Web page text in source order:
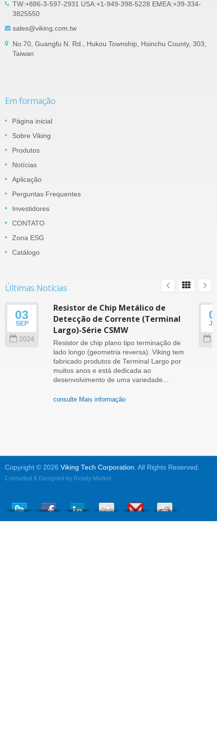
TW:+886-3-597-2931 USA:+1-949-398-5228 EMEA:+39-334-
3825550
sales@viking.com.tw
No.70, Guangfu N. Rd., Hukou Township, Hsinchu County, 303,
Taiwan
Em formação
Página inicial
Sobre Viking
Produtos
Notícias
Aplicação
Perguntas Frequentes
Investidores
CONTATO
Zona ESG
Catálogo
Últimas Notícias
03
SEP
2024
Resistor de Chip Metálico de
Detecção de Corrente (Terminal
Largo)-Série CSMW
Resistor de chip plano tipo terminação de
lado longo (geometria reversa). Viking tem
fabricado produtos de Terminal Largo por
muitos anos e está dedicada ao
desenvolvimento de uma variedade...
consulte Mais informação
Copyright © 2026 Viking Tech Corporation. All Rights Reserved.
Consulted & Designed by Ready-Market.